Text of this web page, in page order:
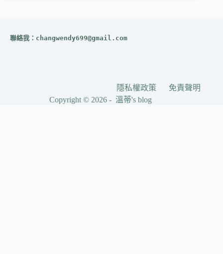
聯絡我： changwendy699@gmail.com
隱私權政策
免責聲明
Copyright © 2026 - 溫蒂's blog